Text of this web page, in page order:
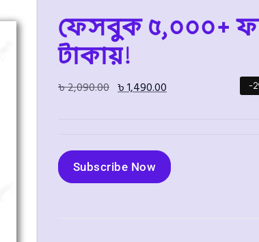
ফেসবুক ৫,০০০+
টাকায়!
৳2,090.00 ৳1,490.00 -
Subscribe Now